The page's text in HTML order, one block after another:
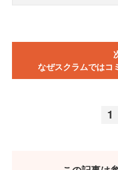
なぜスクラムではコ
1